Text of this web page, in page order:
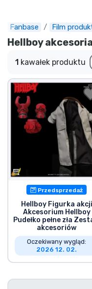
Fanbase Film
Hellboy
1 kawałek produktu
Przedsprzedaż
Hellboy Figurka akcji
Akcesorium Hellboy
Pudełko pełne zła
akcesoriów
Oczekiwany wygląd:
2026 12. 02.
Doręczenie
Przedsprzedaż
Outlet
Wysyłka i
Rzeczy seryjne
Rzeczy filmowe
Wspaniałe
Rzeczy z anime
Rzeczy dla
Rzeczy